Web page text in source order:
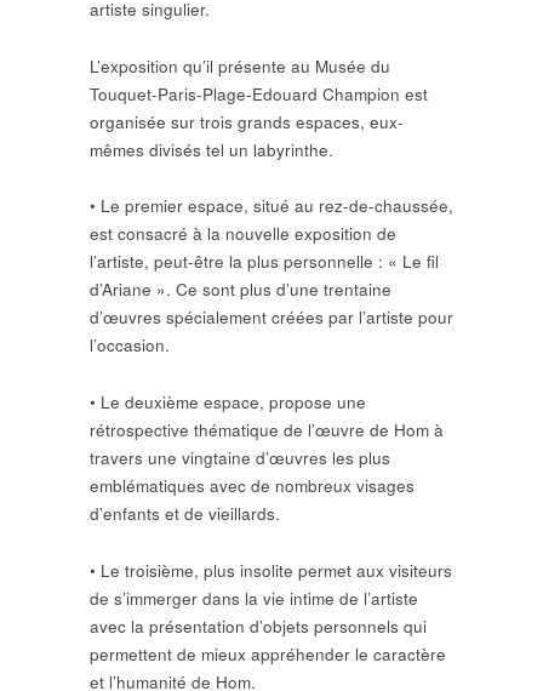
artiste singulier.
L’exposition qu’il présente au Musée du
Touquet-Paris-Plage-Edouard Champion est
organisée sur trois grands espaces, eux-
mêmes divisés tel un labyrinthe.
• Le premier espace, situé au rez-de-chaussée,
est consacré à la nouvelle exposition de
l’artiste, peut-être la plus personnelle : « Le fil
d’Ariane ». Ce sont plus d’une trentaine
d’œuvres spécialement créées par l’artiste pour
l’occasion.
• Le deuxième espace, propose une
rétrospective thématique de l’œuvre de Hom à
travers une vingtaine d’œuvres les plus
emblématiques avec de nombreux visages
d’enfants et de vieillards.
• Le troisième, plus insolite permet aux visiteurs
de s’immerger dans la vie intime de l’artiste
avec la présentation d’objets personnels qui
permettent de mieux appréhender le caractère
et l’humanité de Hom.